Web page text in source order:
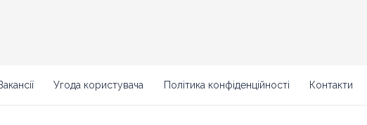
Угода користувача Політика конфіденційності Контакти